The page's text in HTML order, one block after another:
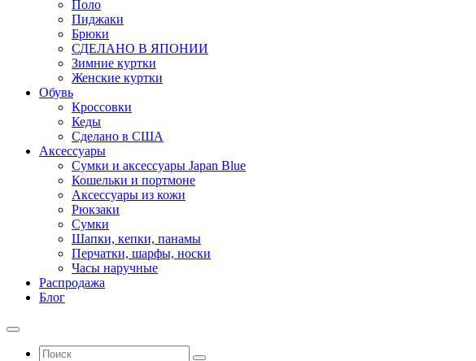
Поло
Пиджаки
Брюки
СДЕЛАНО В ЯПОНИИ
Зимние куртки
Женские куртки
Обувь
Кроссовки
Кеды
Сделано в США
Аксессуары
Сумки и аксессуары Japan Blue
Кошельки и портмоне
Аксессуары из кожи
Рюкзаки
Сумки
Шапки, кепки, панамы
Перчатки, шарфы, носки
Часы наручные
Распродажа
Блог